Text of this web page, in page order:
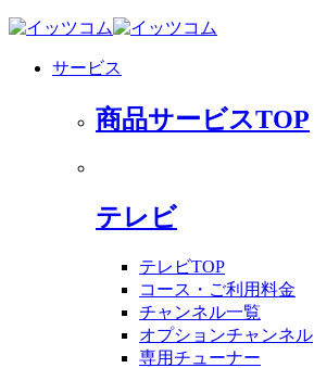
サービス
商品サービスTOP
テレビ
テレビTOP
コース・ご利用料金
チャンネル一覧
オプションチャンネル
専用チューナー